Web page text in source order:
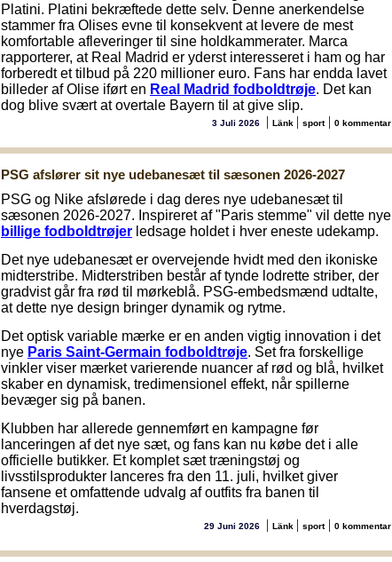
Platini. Platini bekræftede dette selv. Denne anerkendelse
stammer fra Olises evne til konsekvent at levere de mest
komfortable afleveringer til sine holdkammerater. Marca
rapporterer, at Real Madrid er yderst interesseret i ham og har
forberedt et tilbud på 220 millioner euro. Fans har endda lavet
billeder af Olise iført en Real Madrid fodboldtrøje. Det kan
dog blive svært at overtale Bayern til at give slip.
3 Juli 2026 | Länk | sport| 0 kommentar
PSG afslører sit nye udebanesæt til sæsonen 2026-2027
PSG og Nike afslørede i dag deres nye udebanesæt til
sæsonen 2026-2027. Inspireret af "Paris stemme" vil dette nye
billige fodboldtrøjer ledsage holdet i hver eneste udekamp.
Det nye udebanesæt er overvejende hvidt med den ikoniske
midterstribe. Midterstriben består af tynde lodrette striber, der
gradvist går fra rød til mørkeblå. PSG-embedsmænd udtalte,
at dette nye design bringer dynamik og rytme.
Det optisk variable mærke er en anden vigtig innovation i det
nye Paris Saint-Germain fodboldtrøje. Set fra forskellige
vinkler viser mærket varierende nuancer af rød og blå, hvilket
skaber en dynamisk, tredimensionel effekt, når spillerne
bevæger sig på banen.
Klubben har allerede gennemført en kampagne før
lanceringen af det nye sæt, og fans kan nu købe det i alle
officielle butikker. Et komplet sæt træningstøj og
livsstilsprodukter lanceres fra den 11. juli, hvilket giver
fansene et omfattende udvalg af outfits fra banen til
hverdagstøj.
29 Juni 2026 | Länk | sport| 0 kommentar